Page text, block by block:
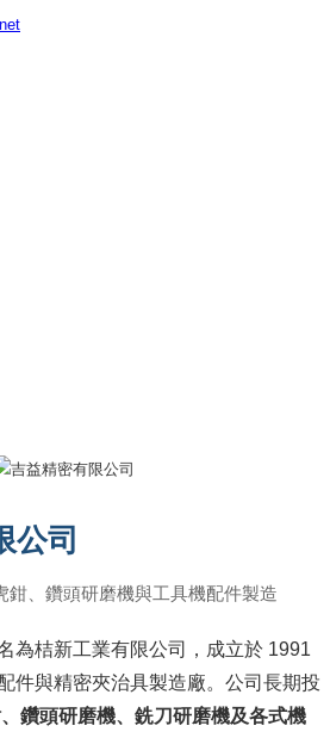
公司
鉗、鑽頭研磨機與工具機配件製造
為桔新工業有限公司，成立於 1991
件與精密夾治具製造廠。公司長期投
鑽頭研磨機、銑刀研磨機及各式機